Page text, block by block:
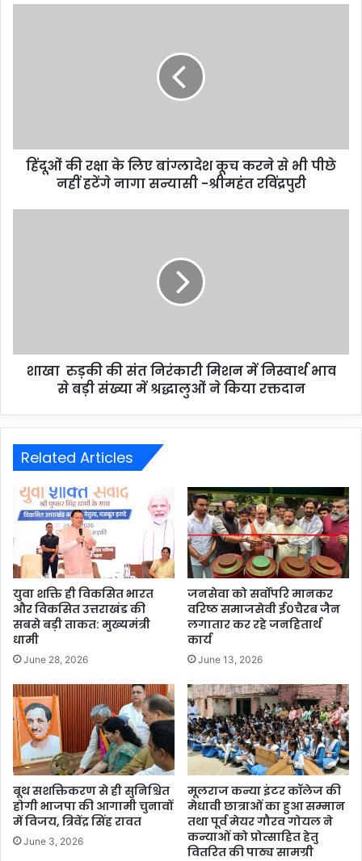
हिंदूओं की रक्षा के लिए बांग्लादेश कूच करने से भी पीछे
नहीं हटेंगे नागा सन्यासी -श्रीमहंत रविंद्रपुरी
शाखा रुड़की की संत निरंकारी मिशन में निस्वार्थ भाव
से बड़ी संख्या में श्रद्धालुओं ने किया रक्तदान
Related Articles
युवा शक्ति ही विकसित भारत
और विकसित उत्तराखंड की
सबसे बड़ी ताकत: मुख्यमंत्री
धामी
June 28, 2026
जनसेवा को सर्वोपरि मानकर
वरिष्ठ समाजसेवी ई०चैरब जैन
लगातार कर रहे जनहितार्थ
कार्य
June 13, 2026
बूथ सशक्तिकरण से ही सुनिश्चित
होगी भाजपा की आगामी चुनावों
में विजय, त्रिवेंद्र सिंह रावत
June 3, 2026
मूलराज कन्या इंटर कॉलेज की
मेधावी छात्राओं का हुआ सम्मान
तथा पूर्व मेयर गौरव गोयल ने
कन्याओं को प्रोत्साहित हेतु
वितरित की पाठ्य सामग्री